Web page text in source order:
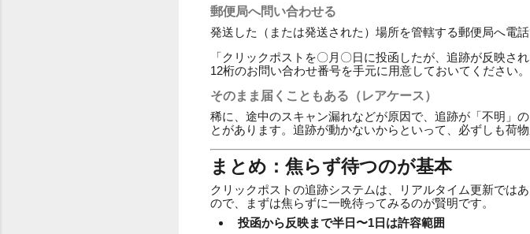
郵便局へ問い合わせる
発送した（または発送された）場所を管轄する郵便局へ電話
「クリックポストを〇月〇日に投函したが、追跡が反映
12桁のお問い合わせ番号を手元に用意しておいてください。
そのまま届くこともある（レアケース）
稀に、途中のスキャン漏れなどが原因で、追跡が「不明」
とがあります。追跡が動かないからといって、必ずしも荷
まとめ：焦らず待つのが基本
クリックポストの追跡システムは、リアルタイム更新では
ので、まずは焦らずに一晩待ってみるのが賢明です。
投函から反映まで半日〜1日は許容範囲